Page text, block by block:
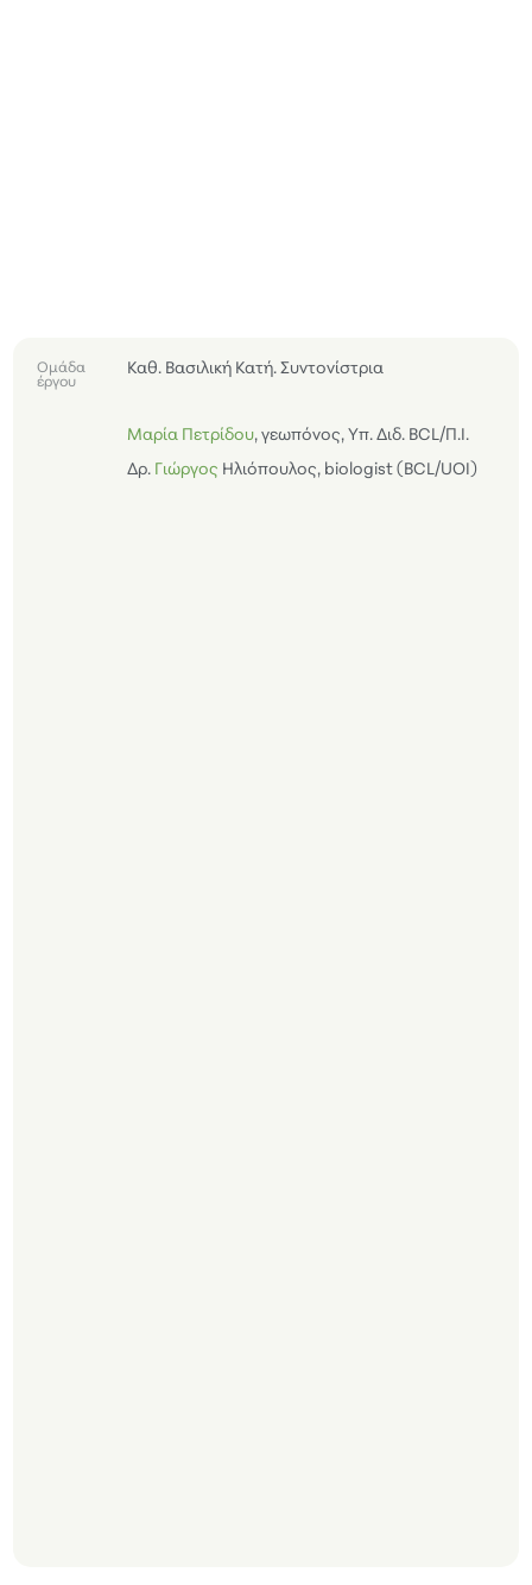
Ομάδα
έργου
Καθ. Βασιλική Κατή. Συντονίστρια
Μαρία Πετρίδου, γεωπόνος, Υπ. Διδ. BCL/Π.I.
Δρ. Γιώργος Ηλιόπουλος, biologist (BCL/UOI)